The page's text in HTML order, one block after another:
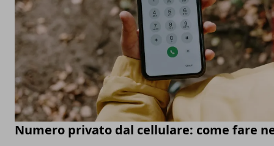
Numero privato dal cellulare: come fare